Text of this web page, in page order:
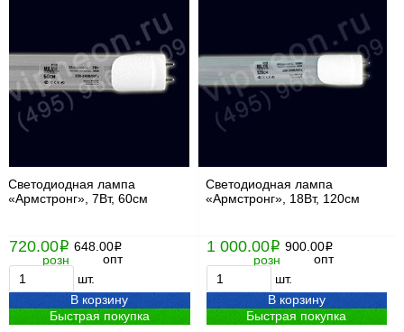
Светодиодная лампа
«Армстронг», 7Вт, 60см
720.00i
розн
648.00i
опт
шт.
В корзину
Быстрая покупка
Светодиодная лампа
«Армстронг», 18Вт, 120см
1 000.00i
розн
900.00i
опт
шт.
В корзину
Быстрая покупка